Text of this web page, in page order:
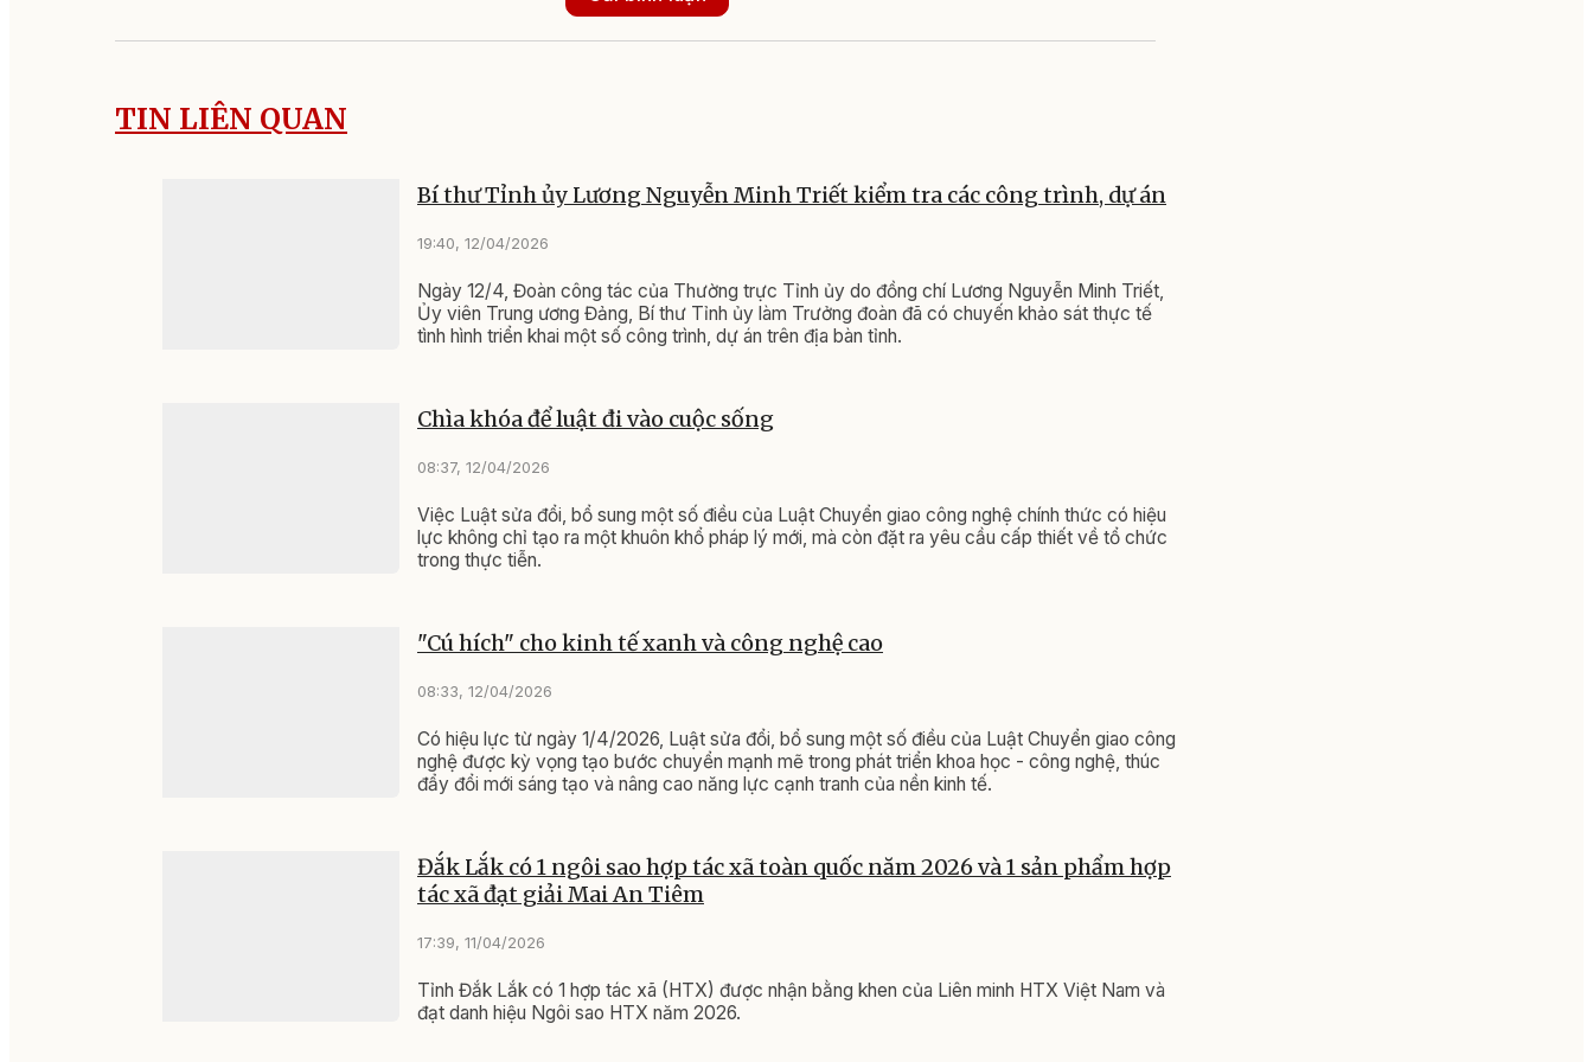
TIN LIÊN QUAN
Bí thư Tỉnh ủy Lương Nguyễn Minh Triết kiểm tra các công trình, dự án
19:40, 12/04/2026
Ngày 12/4, Đoàn công tác của Thường trực Tỉnh ủy do đồng chí Lương Nguyễn Minh Triết,
Ủy viên Trung ương Đảng, Bí thư Tỉnh ủy làm Trưởng đoàn đã có chuyến khảo sát thực tế
tình hình triển khai một số công trình, dự án trên địa bàn tỉnh.
Chìa khóa để luật đi vào cuộc sống
08:37, 12/04/2026
Việc Luật sửa đổi, bổ sung một số điều của Luật Chuyển giao công nghệ chính thức có hiệu
lực không chỉ tạo ra một khuôn khổ pháp lý mới, mà còn đặt ra yêu cầu cấp thiết về tổ chức
trong thực tiễn.
"Cú hích" cho kinh tế xanh và công nghệ cao
08:33, 12/04/2026
Có hiệu lực từ ngày 1/4/2026, Luật sửa đổi, bổ sung một số điều của Luật Chuyển giao công
nghệ được kỳ vọng tạo bước chuyển mạnh mẽ trong phát triển khoa học - công nghệ, thúc
đẩy đổi mới sáng tạo và nâng cao năng lực cạnh tranh của nền kinh tế.
Đắk Lắk có 1 ngôi sao hợp tác xã toàn quốc năm 2026 và 1 sản phẩm hợp
tác xã đạt giải Mai An Tiêm
17:39, 11/04/2026
Tỉnh Đắk Lắk có 1 hợp tác xã (HTX) được nhận bằng khen của Liên minh HTX Việt Nam và
đạt danh hiệu Ngôi sao HTX năm 2026.